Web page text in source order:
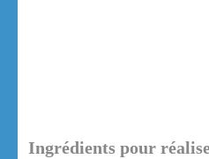
Ingrédients pour